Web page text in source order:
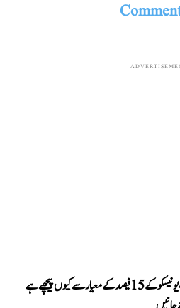
تعلیم پر کم خرچ، یونیسکو کے 15 فیصد کے معیار سے کیوں پیچھے ہے